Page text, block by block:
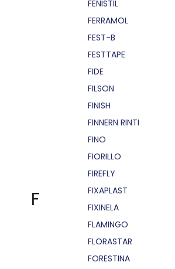
F
FENISTIL
FERRAMOL
FEST-B
FESTTAPE
FIDE
FILSON
FINISH
FINNERN RINTI
FINO
FIORILLO
FIREFLY
FIXAPLAST
FIXINELA
FLAMINGO
FLORASTAR
FORESTINA